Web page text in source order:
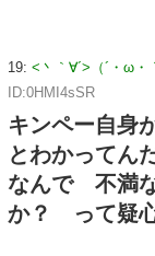
19: <丶｀∀´>（´・ω
ID:0HMI4sSR
キンペー自身
とわかってん
なんで 不満
か？ って疑